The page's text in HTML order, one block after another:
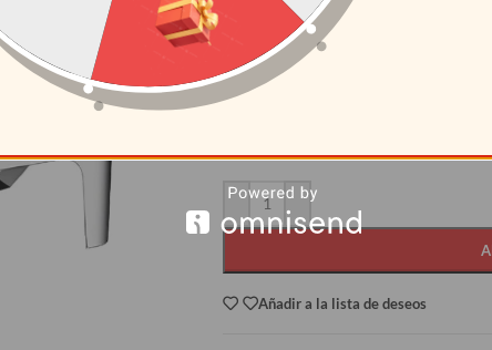
711.50
CANTIDAD
Añadir a la lista de deseos